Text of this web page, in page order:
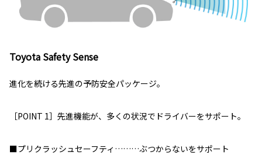
Toyota Safety Sense
進化を続ける先進の予防安全パッケージ。
［POINT 1］先進機能が、多くの状況でドライバーをサポート。
■プリクラッシュセーフティ………ぶつからないをサポート